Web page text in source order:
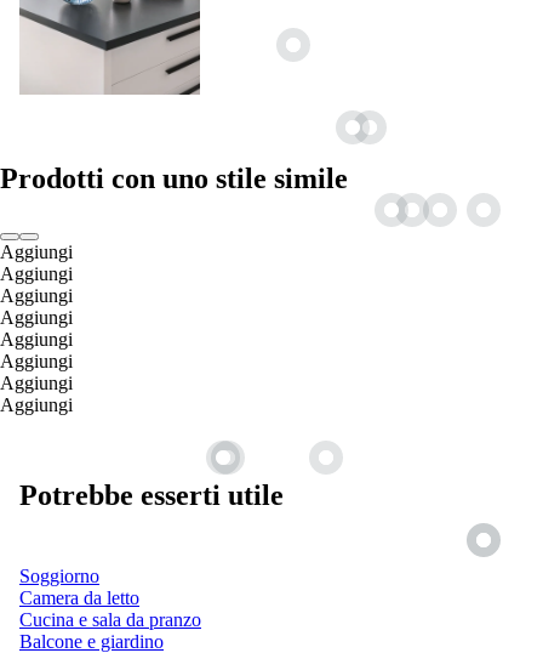
Prodotti con uno stile simile
Aggiungi
Aggiungi
Aggiungi
Aggiungi
Aggiungi
Aggiungi
Aggiungi
Aggiungi
Potrebbe esserti utile
Soggiorno
Camera da letto
Cucina e sala da pranzo
Balcone e giardino